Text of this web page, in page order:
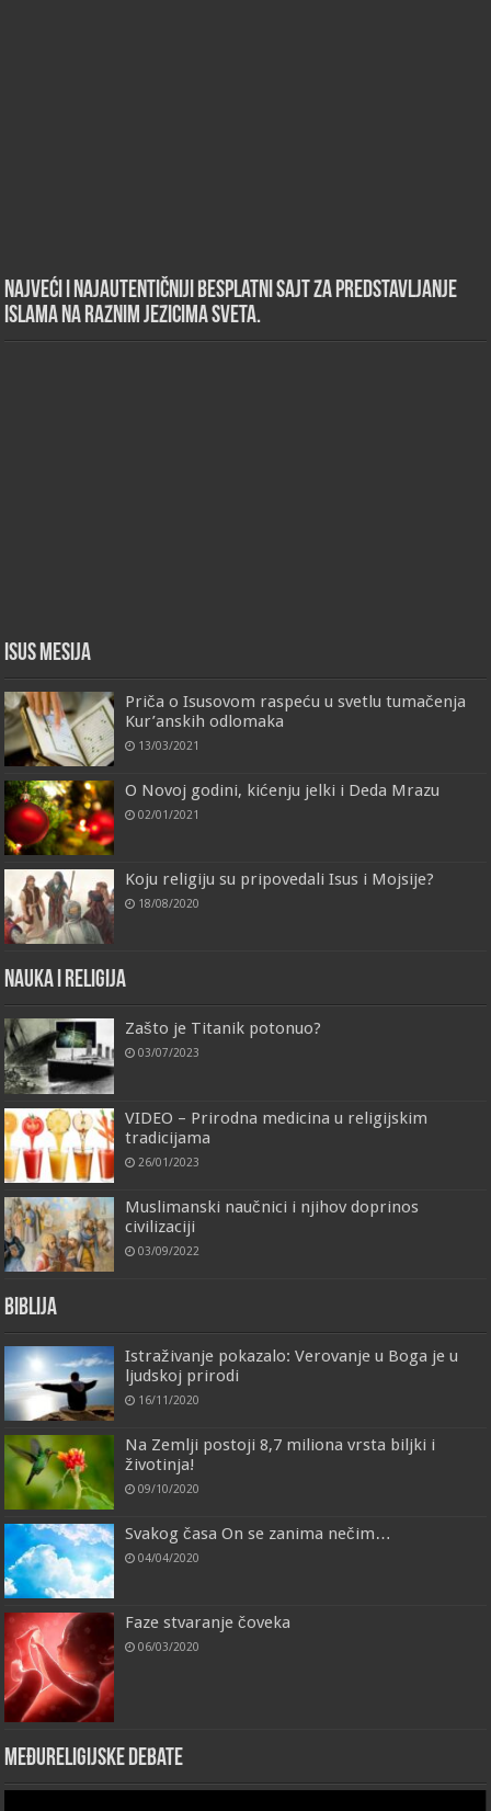
Najveći i najautentičniji besplatni sajt za predstavljanje
islama na raznim jezicima sveta.
Isus Mesija
Priča o Isusovom raspeću u svetlu tumačenja
Kur’anskih odlomaka
13/03/2021
O Novoj godini, kićenju jelki i Deda Mrazu
02/01/2021
Koju religiju su pripovedali Isus i Mojsije?
18/08/2020
Nauka i religija
Zašto je Titanik potonuo?
03/07/2023
VIDEO – Prirodna medicina u religijskim
tradicijama
26/01/2023
Muslimanski naučnici i njihov doprinos
civilizaciji
03/09/2022
Biblija
Istraživanje pokazalo: Verovanje u Boga je u
ljudskoj prirodi
16/11/2020
Na Zemlji postoji 8,7 miliona vrsta biljki i
životinja!
09/10/2020
Svakog časa On se zanima nečim…
04/04/2020
Faze stvaranje čoveka
06/03/2020
Međureligijske debate